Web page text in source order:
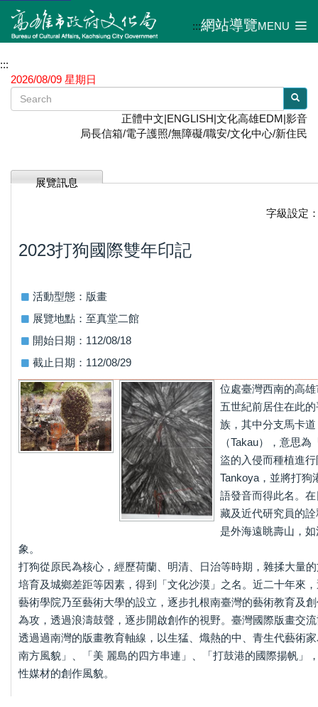
:::網站導覽MENU
:::
2026/08/09 星期日
正體中文|ENGLISH|文化高雄EDM|影音
局長信箱/電子護照/無障礙/職安/文化中心/新住民
展覽訊息
字級設定
2023打狗國際雙年印記
活動型態：版畫
展覽地點：至真堂二館
開始日期：112/08/18
截止日期：112/08/29
位處臺灣西南的高
五世紀前居住在此
族，其中分支馬卡
（Takau），意思
盜的入侵而種植進
Tankoya，並將打狗
語發音而得此名。
藏及近代研究員的
是外海遠眺壽山，
象。
打狗從原民為核心，經歷荷蘭、明清、日治等時期，雜揉大量
培育及城鄉差距等因素，得到「文化沙漠」之名。近二十年來
藝術學院乃至藝術大學的設立，逐步扎根南臺灣的藝術教育及
為攻，透過浪濤鼓聲，逐步開啟創作的視野。臺灣國際版畫交
透過過南灣的版畫教育軸線，以生猛、熾熱的中、青生代藝術
南方風貌」、「美 麗島的四方串連」、「打鼓港的國際揚帆」
性媒材的創作風貌。